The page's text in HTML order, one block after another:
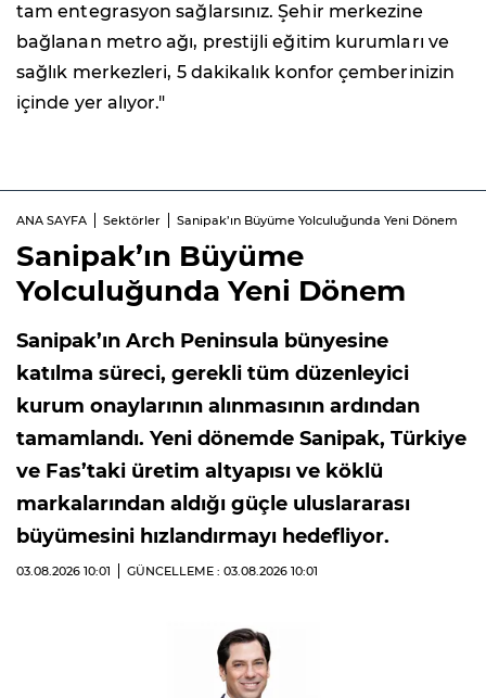
tam entegrasyon sağlarsınız. Şehir merkezine
bağlanan metro ağı, prestijli eğitim kurumları ve
sağlık merkezleri, 5 dakikalık konfor çemberinizin
içinde yer alıyor."
ANA SAYFA Sektörler Sanipak’ın Büyüme Yolculuğunda Yeni Dönem
Sanipak’ın Büyüme
Yolculuğunda Yeni Dönem
Sanipak’ın Arch Peninsula bünyesine
katılma süreci, gerekli tüm düzenleyici
kurum onaylarının alınmasının ardından
tamamlandı. Yeni dönemde Sanipak, Türkiye
ve Fas’taki üretim altyapısı ve köklü
markalarından aldığı güçle uluslararası
büyümesini hızlandırmayı hedefliyor.
03.08.2026 10:01 GÜNCELLEME : 03.08.2026 10:01